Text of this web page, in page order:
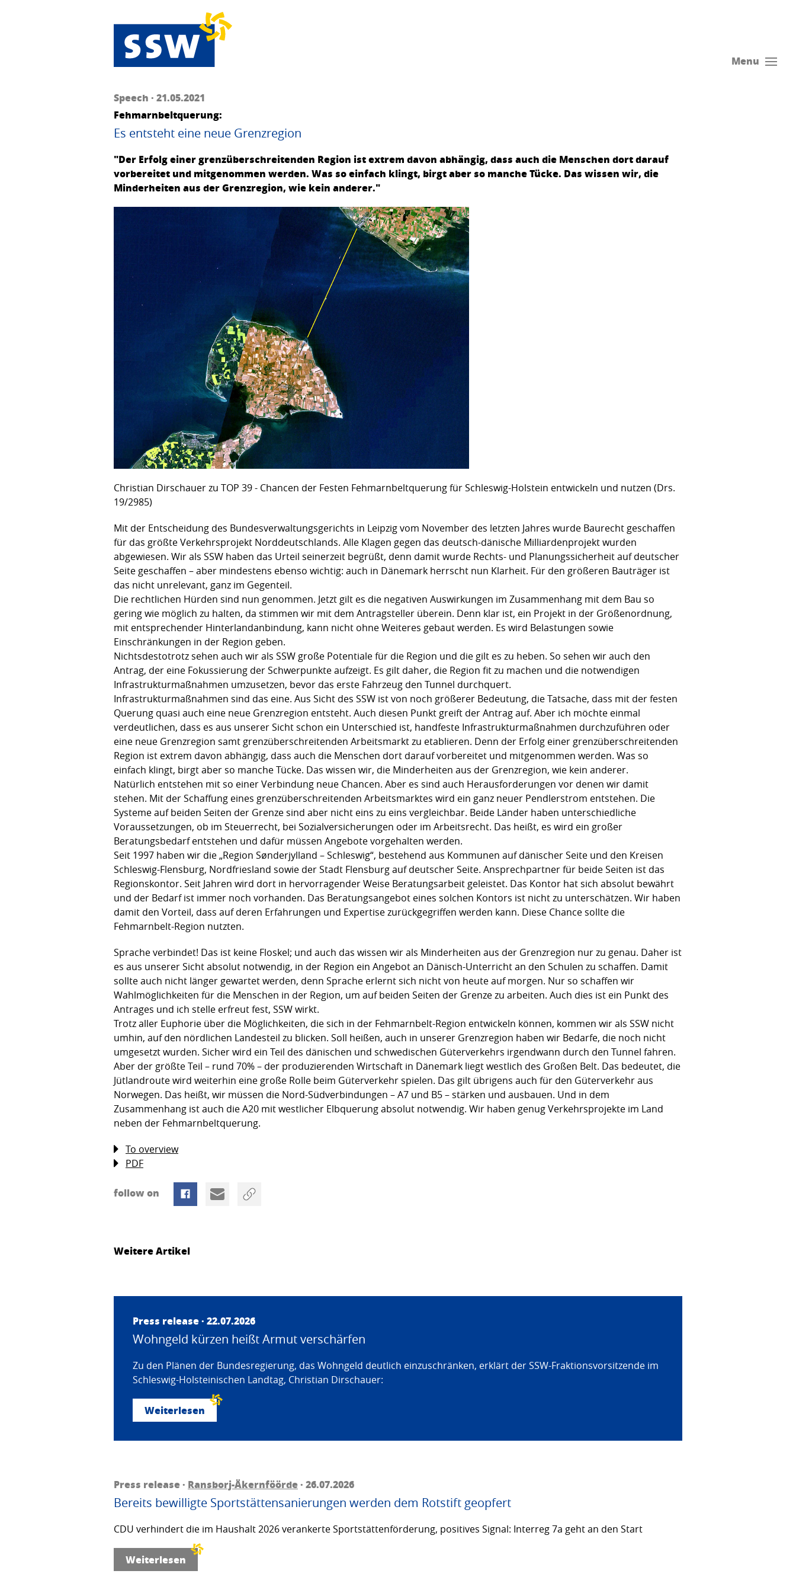
Menu
Speech · 21.05.2021
Fehmarnbeltquerung:
Es entsteht eine neue Grenzregion
"Der Erfolg einer grenzüberschreitenden Region ist extrem davon abhängig, dass auch die Menschen dort darauf
vorbereitet und mitgenommen werden. Was so einfach klingt, birgt aber so manche Tücke. Das wissen wir, die
Minderheiten aus der Grenzregion, wie kein anderer."
Christian Dirschauer zu TOP 39 - Chancen der Festen Fehmarnbeltquerung für Schleswig-Holstein entwickeln und nutzen (Drs.
19/2985)
Mit der Entscheidung des Bundesverwaltungsgerichts in Leipzig vom November des letzten Jahres wurde Baurecht geschaffen
für das größte Verkehrsprojekt Norddeutschlands. Alle Klagen gegen das deutsch-dänische Milliardenprojekt wurden
abgewiesen. Wir als SSW haben das Urteil seinerzeit begrüßt, denn damit wurde Rechts- und Planungssicherheit auf deutscher
Seite geschaffen – aber mindestens ebenso wichtig: auch in Dänemark herrscht nun Klarheit. Für den größeren Bauträger ist
das nicht unrelevant, ganz im Gegenteil.
Die rechtlichen Hürden sind nun genommen. Jetzt gilt es die negativen Auswirkungen im Zusammenhang mit dem Bau so
gering wie möglich zu halten, da stimmen wir mit dem Antragsteller überein. Denn klar ist, ein Projekt in der Größenordnung,
mit entsprechender Hinterlandanbindung, kann nicht ohne Weiteres gebaut werden. Es wird Belastungen sowie
Einschränkungen in der Region geben.
Nichtsdestotrotz sehen auch wir als SSW große Potentiale für die Region und die gilt es zu heben. So sehen wir auch den
Antrag, der eine Fokussierung der Schwerpunkte aufzeigt. Es gilt daher, die Region fit zu machen und die notwendigen
Infrastrukturmaßnahmen umzusetzen, bevor das erste Fahrzeug den Tunnel durchquert.
Infrastrukturmaßnahmen sind das eine. Aus Sicht des SSW ist von noch größerer Bedeutung, die Tatsache, dass mit der festen
Querung quasi auch eine neue Grenzregion entsteht. Auch diesen Punkt greift der Antrag auf. Aber ich möchte einmal
verdeutlichen, dass es aus unserer Sicht schon ein Unterschied ist, handfeste Infrastrukturmaßnahmen durchzuführen oder
eine neue Grenzregion samt grenzüberschreitenden Arbeitsmarkt zu etablieren. Denn der Erfolg einer grenzüberschreitenden
Region ist extrem davon abhängig, dass auch die Menschen dort darauf vorbereitet und mitgenommen werden. Was so
einfach klingt, birgt aber so manche Tücke. Das wissen wir, die Minderheiten aus der Grenzregion, wie kein anderer.
Natürlich entstehen mit so einer Verbindung neue Chancen. Aber es sind auch Herausforderungen vor denen wir damit
stehen. Mit der Schaffung eines grenzüberschreitenden Arbeitsmarktes wird ein ganz neuer Pendlerstrom entstehen. Die
Systeme auf beiden Seiten der Grenze sind aber nicht eins zu eins vergleichbar. Beide Länder haben unterschiedliche
Voraussetzungen, ob im Steuerrecht, bei Sozialversicherungen oder im Arbeitsrecht. Das heißt, es wird ein großer
Beratungsbedarf entstehen und dafür müssen Angebote vorgehalten werden.
Seit 1997 haben wir die „Region Sønderjylland – Schleswig“, bestehend aus Kommunen auf dänischer Seite und den Kreisen
Schleswig-Flensburg, Nordfriesland sowie der Stadt Flensburg auf deutscher Seite. Ansprechpartner für beide Seiten ist das
Regionskontor. Seit Jahren wird dort in hervorragender Weise Beratungsarbeit geleistet. Das Kontor hat sich absolut bewährt
und der Bedarf ist immer noch vorhanden. Das Beratungsangebot eines solchen Kontors ist nicht zu unterschätzen. Wir haben
damit den Vorteil, dass auf deren Erfahrungen und Expertise zurückgegriffen werden kann. Diese Chance sollte die
Fehmarnbelt-Region nutzten.
Sprache verbindet! Das ist keine Floskel; und auch das wissen wir als Minderheiten aus der Grenzregion nur zu genau. Daher ist
es aus unserer Sicht absolut notwendig, in der Region ein Angebot an Dänisch-Unterricht an den Schulen zu schaffen. Damit
sollte auch nicht länger gewartet werden, denn Sprache erlernt sich nicht von heute auf morgen. Nur so schaffen wir
Wahlmöglichkeiten für die Menschen in der Region, um auf beiden Seiten der Grenze zu arbeiten. Auch dies ist ein Punkt des
Antrages und ich stelle erfreut fest, SSW wirkt.
Trotz aller Euphorie über die Möglichkeiten, die sich in der Fehmarnbelt-Region entwickeln können, kommen wir als SSW nicht
umhin, auf den nördlichen Landesteil zu blicken. Soll heißen, auch in unserer Grenzregion haben wir Bedarfe, die noch nicht
umgesetzt wurden. Sicher wird ein Teil des dänischen und schwedischen Güterverkehrs irgendwann durch den Tunnel fahren.
Aber der größte Teil – rund 70% – der produzierenden Wirtschaft in Dänemark liegt westlich des Großen Belt. Das bedeutet, die
Jütlandroute wird weiterhin eine große Rolle beim Güterverkehr spielen. Das gilt übrigens auch für den Güterverkehr aus
Norwegen. Das heißt, wir müssen die Nord-Südverbindungen – A7 und B5 – stärken und ausbauen. Und in dem
Zusammenhang ist auch die A20 mit westlicher Elbquerung absolut notwendig. Wir haben genug Verkehrsprojekte im Land
neben der Fehmarnbeltquerung.
To overview
PDF
follow on
Weitere Artikel
Press release · 22.07.2026
Wohngeld kürzen heißt Armut verschärfen
Zu den Plänen der Bundesregierung, das Wohngeld deutlich einzuschränken, erklärt der SSW-Fraktionsvorsitzende im
Schleswig-Holsteinischen Landtag, Christian Dirschauer:
Weiterlesen
Press release · Ransborj-Äkernföörde· 26.07.2026
Bereits bewilligte Sportstättensanierungen werden dem Rotstift geopfert
CDU verhindert die im Haushalt 2026 verankerte Sportstättenförderung, positives Signal: Interreg 7a geht an den Start
Weiterlesen